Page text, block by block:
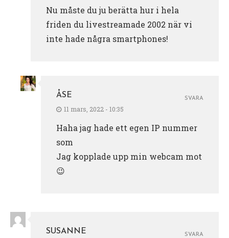
Nu måste du ju berätta hur i hela
friden du livestreamade 2002 när vi
inte hade några smartphones!
ÅSE
11 mars, 2022 - 10:35
Haha jag hade ett egen IP nummer
som
Jag kopplade upp min webcam mot
😉
SVARA
SUSANNE
SVARA